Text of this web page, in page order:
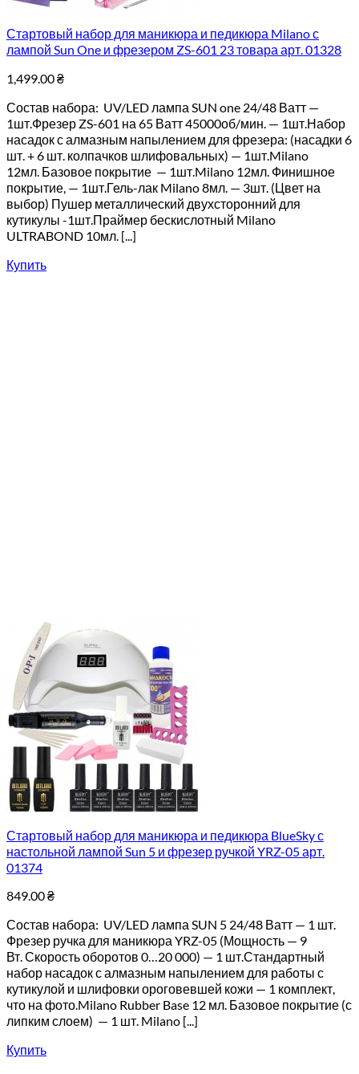
Стартовый набор для маникюра и педикюра Milano с
лампой Sun One и фрезером ZS-601 23 товара арт. 01328
1,499.00₴
Состав набора: UV/LED лампа SUN one 24/48 Ватт —
1шт.Фрезер ZS-601 на 65 Ватт 45000об/мин. — 1шт.Набор
насадок с алмазным напылением для фрезера: (насадки 6
шт. + 6 шт. колпачков шлифовальных) — 1шт.Milano
12мл. Базовое покрытие — 1шт.Milano 12мл. Финишное
покрытие, — 1шт.Гель-лак Milano 8мл. — 3шт. (Цвет на
выбор) Пушер металлический двухсторонний для
кутикулы -1шт.Праймер бескислотный Milano
ULTRABOND 10мл. [...]
Купить
Стартовый набор для маникюра и педикюра BlueSky с
настольной лампой Sun 5 и фрезер ручкой YRZ-05 арт.
01374
849.00₴
Состав набора: UV/LED лампа SUN 5 24/48 Ватт — 1 шт.
Фрезер ручка для маникюра YRZ-05 (Мощность — 9
Вт. Скорость оборотов 0…20 000) — 1 шт.Стандартный
набор насадок с алмазным напылением для работы с
кутикулой и шлифовки ороговевшей кожи — 1 комплект,
что на фото.Milano Rubber Base 12 мл. Базовое покрытие (с
липким слоем) — 1 шт. Milano [...]
Купить